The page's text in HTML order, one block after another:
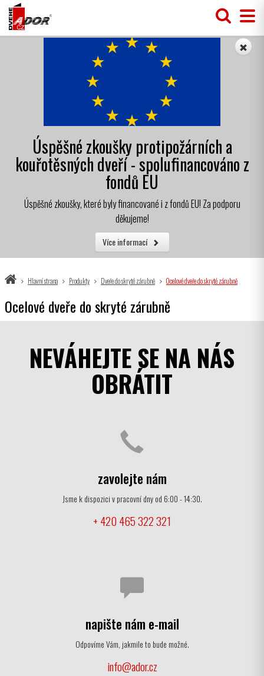
Úspěšné zkoušky protipožárních a
kouřotěsných dveří - spolufinancováno z
fondů EU
Úspěšné zkoušky, které byly financované i z fondů EU! Za podporu
děkujeme!
Více informací
Hlavní strana Produkty Dveře do skryté zárubně Ocelové dveře do skryté zárubně
Ocelové dveře do skryté zárubně
NEVÁHEJTE SE NA NÁS
OBRÁTIT
zavolejte nám
Jsme k dispozici v pracovní dny od 6:00 - 14:30.
+ 420 465 322 321
napište nám e-mail
Odpovíme Vám, jakmile to bude možné.
info@ador.cz